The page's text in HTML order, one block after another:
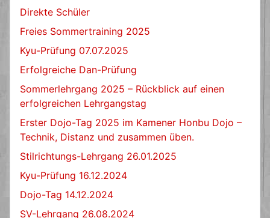
Direkte Schüler
Freies Sommertraining 2025
Kyu-Prüfung 07.07.2025
Erfolgreiche Dan-Prüfung
Sommerlehrgang 2025 – Rückblick auf einen
erfolgreichen Lehrgangstag
Erster Dojo-Tag 2025 im Kamener Honbu Dojo –
Technik, Distanz und zusammen üben.
Stilrichtungs-Lehrgang 26.01.2025
Kyu-Prüfung 16.12.2024
Dojo-Tag 14.12.2024
SV-Lehrgang 26.08.2024